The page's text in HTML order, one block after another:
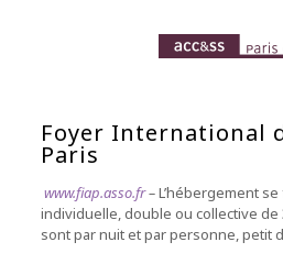
Foyer International
Paris
www.fiap.asso.fr–L’hébergement
individuelle, double ou collective de
sont par nuit et par personne, petit